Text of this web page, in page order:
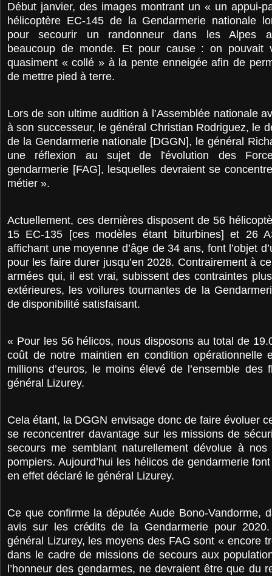
Début janvier, des images montrant un « un appui-
hélicoptère EC-145 de la Gendarmerie nationale
pour secourir un randonneur dans les Alpes
beaucoup de monde. Et pour cause : on pouvait
quasiment « collé » à la pente enneigée afin de
de mettre pied à terre.
Lors de son ultime audition à l’Assemblée nationale
à son successeur, le général Christian Rodriguez, le
de la Gendarmerie nationale [DGGN], le général
une réflexion au sujet de l’évolution des
gendarmerie [FAG], lesquelles devraient se
métier ».
Actuellement, ces dernières disposent de 56
15 EC-135 [ces modèles étant biturbines] et 26
affichant une moyenne d’âge de 34 ans, font l’objet
pour les faire durer jusqu’en 2028. Contrairement à
armées qui, il est vrai, subissent des contraintes
extérieures, les voilures tournantes de la
de disponibilité satisfaisant.
« Pour les 56 hélicos, nous disposons au total de
coût de notre maintien en condition opérationnelle
millions d’euros, le moins élevé de l’ensemble
général Lizurey.
Cela étant, la DGGN envisage donc de faire évoluer
se reconcentrer davantage sur les missions de
secours me semblant naturellement dévolue à nos
pompiers. Aujourd’hui les hélicos de gendarmerie
en effet déclaré le général Lizurey.
Ce que confirme la députée Aude Bono-Vandorme,
avis sur les crédits de la Gendarmerie pour
général Lizurey, les moyens des FAG sont « encore
dans le cadre de missions de secours aux
l’honneur des gendarmes, ne devraient être que du